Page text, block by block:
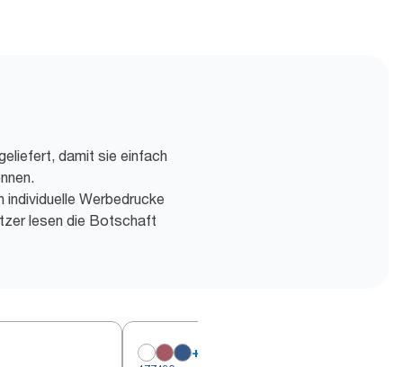
damit sie einfach
Werbedrucke
lesen die Botschaft
+